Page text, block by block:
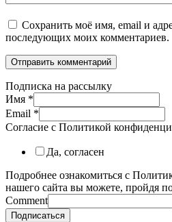
Сохранить моё имя, email и
последующих моих комментариев.
Подписка на рассылку
Имя *
Email *
Согласие с Политикой
Да, согласен
Подробнее ознакомиться с
нашего сайта вы можете, пройдя
Comment
Подписаться